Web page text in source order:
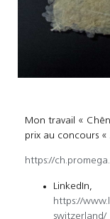
Mon travail «
prix au concours «
https://
LinkedIn,
https://
switzerland/